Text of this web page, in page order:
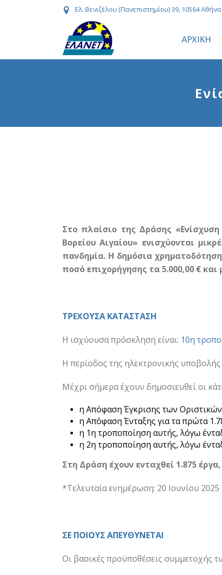
Ελ. Βενιζέλου (Πανεπιστημίου) 39, 10564 Αθήνα
ΑΡΧΙΚΗ
Στο πλαίσιο της Δράσης
Βορείου Αιγαίου» ενισχύονται
πανδημία. Η δημόσια
ποσό επιχορήγησης τα 5.000,00 € και
ΤΡΕΧΟΥΣΑ ΚΑΤΑΣΤΑΣΗ
Η ισχύουσα πρόσκληση είναι: 10η
Η περίοδος της ηλεκτρονικής
Μέχρι σήμερα έχουν δημοσιευθεί οι
η Απόφαση Έγκρισης των
η Απόφαση Ένταξης για τα πρώτα
η 1η τροποποίηση αυτής, λόγω
η 2η τροποποίηση αυτής, λόγω
Στη Δράση έχουν ενταχθεί 1.875
*Τελευταία ενημέρωση: 20 Ιουνίου 2025
ΣΕ ΠΟΙΟΥΣ ΑΠΕΥΘΥΝΕΤΑΙ
Οι βασικές προϋποθέσεις συμμετοχής